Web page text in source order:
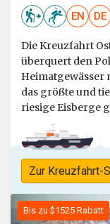
EN DE
Die Kreuzfahrt
überquert den
Heimatgewässer
das größte und
riesige Eisberge
Zur Kreuzfahrt-
Bis zu $1525 Rabatt